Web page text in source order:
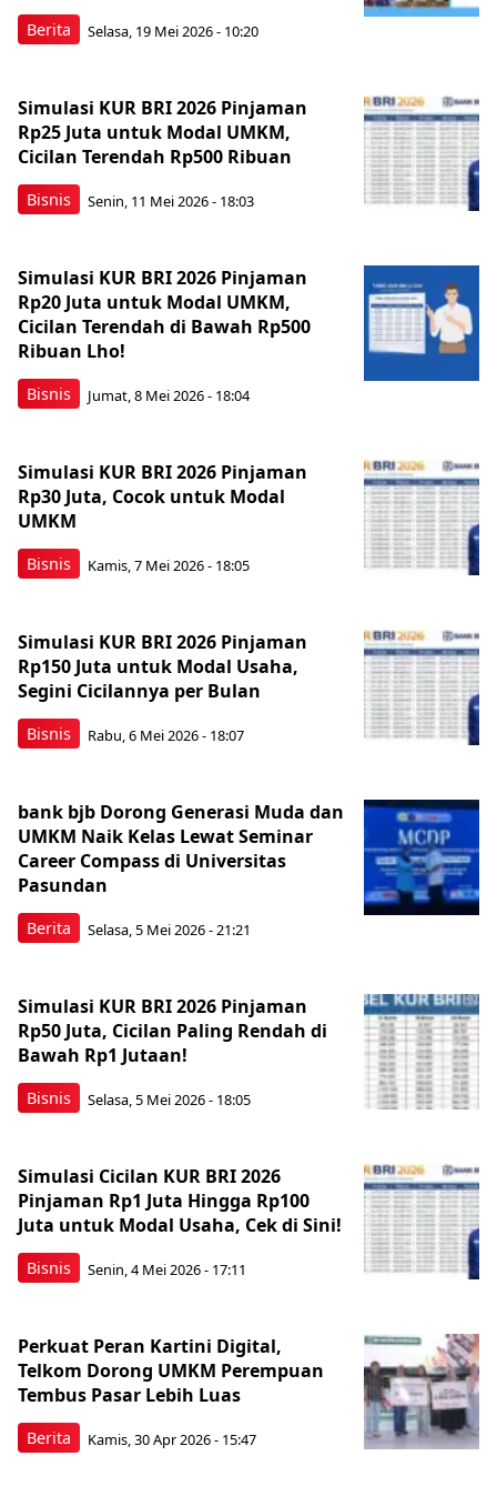
Berita Selasa, 19 Mei 2026 - 10:20
Bisnis
Simulasi KUR BRI 2026 Pinjaman
Rp25 Juta untuk Modal UMKM,
Cicilan Terendah Rp500 Ribuan
Senin, 11 Mei 2026 - 18:03
Bisnis
Simulasi KUR BRI 2026 Pinjaman
Rp20 Juta untuk Modal UMKM,
Cicilan Terendah di Bawah Rp500
Ribuan Lho!
Jumat, 8 Mei 2026 - 18:04
Bisnis
Simulasi KUR BRI 2026 Pinjaman
Rp30 Juta, Cocok untuk Modal
UMKM
Kamis, 7 Mei 2026 - 18:05
Bisnis
Simulasi KUR BRI 2026 Pinjaman
Rp150 Juta untuk Modal Usaha,
Segini Cicilannya per Bulan
Rabu, 6 Mei 2026 - 18:07
Berita
bank bjb Dorong Generasi Muda dan
UMKM Naik Kelas Lewat Seminar
Career Compass di Universitas
Pasundan
Selasa, 5 Mei 2026 - 21:21
Bisnis
Simulasi KUR BRI 2026 Pinjaman
Rp50 Juta, Cicilan Paling Rendah di
Bawah Rp1 Jutaan!
Selasa, 5 Mei 2026 - 18:05
Bisnis
Simulasi Cicilan KUR BRI 2026
Pinjaman Rp1 Juta Hingga Rp100
Juta untuk Modal Usaha, Cek di Sini!
Senin, 4 Mei 2026 - 17:11
Berita
Perkuat Peran Kartini Digital,
Telkom Dorong UMKM Perempuan
Tembus Pasar Lebih Luas
Kamis, 30 Apr 2026 - 15:47